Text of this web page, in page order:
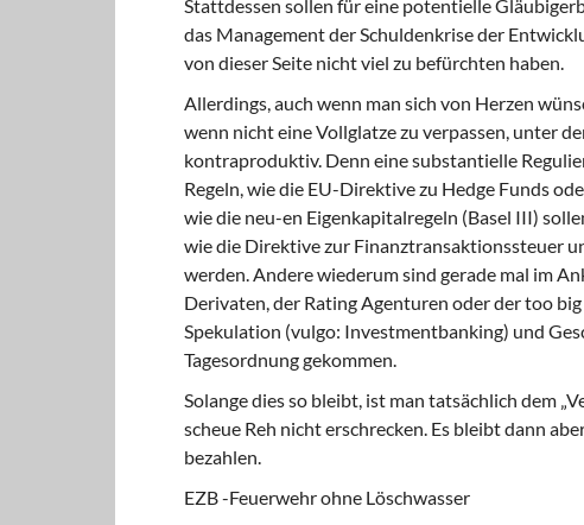
Stattdessen sollen für eine potentielle
das Management der Schuldenkrise der
von dieser Seite nicht viel zu befürchten haben.
Allerdings, auch wenn man sich von Herzen
wenn nicht eine Vollglatze zu verpassen, unter
kontraproduktiv. Denn eine substantielle
Regeln, wie die EU-Direktive zu Hedge Funds
wie die neu-en Eigenkapitalregeln (Basel III)
wie die Direktive zur Finanztransaktionssteuer
werden. Andere wiederum sind gerade mal im
Derivaten, der Rating Agenturen oder dertoo
Spekulation (vulgo: Investmentban­king) und
Tagesordnung gekom­men.
Solange dies so bleibt, ist man tatsächlich dem „
scheue Reh nicht erschrecken. Es bleibt dann
bezahlen.
EZB -Feuerwehr ohne Löschwasser